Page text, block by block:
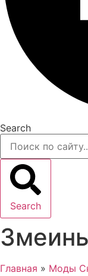
Search
Search
Главная » Моды